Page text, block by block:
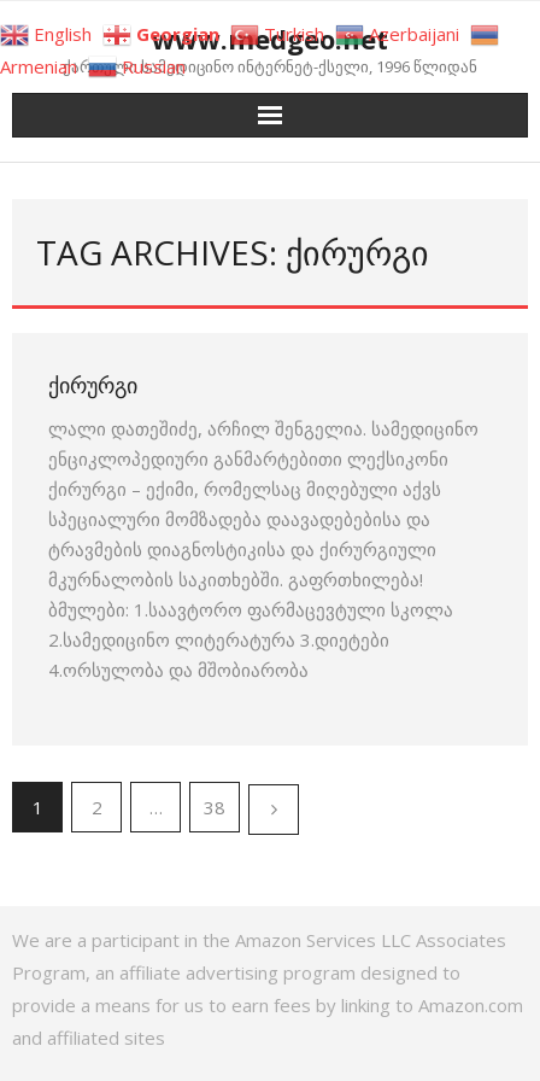
to
content
www.medgeo.net
ქართული სამედიცინო ინტერნეტ-ქსელი, 1996 წლიდან
TAG ARCHIVES: ᲥᲘᲠᲣᲠᲒᲘ
ᲥᲘᲠᲣᲠᲒᲘ
ლალი დათეშიძე, არჩილ შენგელია. სამედიცინო
ენციკლოპედიური განმარტებითი ლექსიკონი
ქირურგი – ექიმი, რომელსაც მიღებული აქვს
სპეციალური მომზადება დაავადებებისა და
ტრავმების დიაგნოსტიკისა და ქირურგიული
მკურნალობის საკითხებში. გაფრთხილება!
ბმულები: 1.საავტორო ფარმაცევტული სკოლა
2.სამედიცინო ლიტერატურა 3.დიეტები
4.ორსულობა და მშობიარობა
1 2 … 38
We are a participant in the Amazon Services LLC Associates
Program, an affiliate advertising program designed to
provide a means for us to earn fees by linking to Amazon.com
and affiliated sites
English Georgian Turkish
Azerbaijani
Armenian
Russian